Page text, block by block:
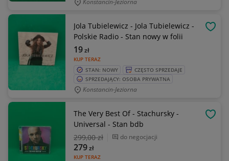
Konstancin-Jeziorna
Jola Tubielewicz - Jola Tubielewicz -
Polskie Radio - Stan nowy w folii
KUP TERAZ
19zł
STAN: NOWY
CZĘSTO SPRZEDAJE
SPRZEDAJĄCY: OSOBA PRYWATNA
Konstancin-Jeziorna
The Very Best Of - Stachursky -
Universal - Stan bdb
299,00 zł do negocjacji
KUP TERAZ
279zł